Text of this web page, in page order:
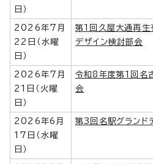
日）
2026年7月
22日（水曜
日）
第1回久屋大通再生
デザイン検討部会
2026年7月
21日（火曜
日）
令和8年度第1回名
会
2026年6月
17日（水曜
日）
第3回名駅グランド